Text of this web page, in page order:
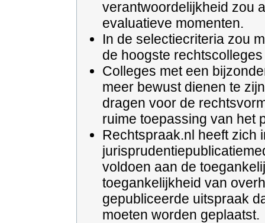
verantwoordelijkheid zou
evaluatieve momenten.
In de selectiecriteria zou
de hoogste
Colleges met een
meer bewust dienen te
dragen voor de
ruime toepassing van het
Rechtspraak.nl heeft zich
voldoen aan de
toegankelijkheid van
gepubliceerde uitspraak
moeten worden geplaatst.